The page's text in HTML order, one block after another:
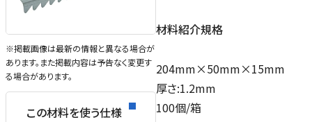
※掲載画像は最新の情報と異なる場合が
あります。また掲載内容は予告なく変更す
る場合があります。
この材料を使う仕様
材料紹介規格
204mm×50mm×15mm
厚さ:1.2mm
100個/箱